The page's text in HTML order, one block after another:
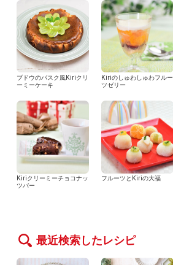
ブドウのバスク風Kiriクリ
ーミーケーキ
Kiriのしゅわしゅわフルー
ツゼリー
Kiriクリーミーチョコナッ
ツバー
フルーツとKiriの大福
最近検索したレシピ